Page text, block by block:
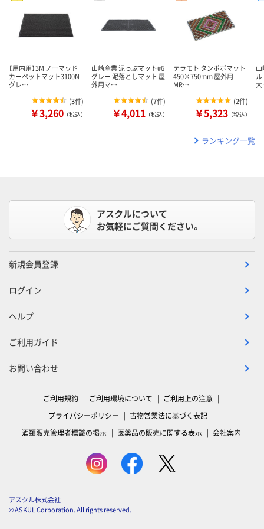
【屋内用】3M ノーマッド
カーペットマット3100N
グレ…
(3件)
￥3,260 （税込）
山崎産業 泥っぷマット#6
グレー 泥落としマット 屋
外用マ…
(7件)
￥4,011 （税込）
テラモト タンポポマット
450×750mm 屋外用
MR…
(2件)
￥5,323 （税込）
ランキング一覧
アスクルについて
お気軽にご質問ください。
新規会員登録
ログイン
ヘルプ
ご利用ガイド
お問い合わせ
ご利用規約 ご利用環境について
ご利用上の注意
プライバシーポリシー
古物営業法に基づく表記
酒類販売管理者標識の掲示
医薬品の販売に関する表示 会社案内
アスクル株式会社
© ASKUL Corporation. All rights reserved.